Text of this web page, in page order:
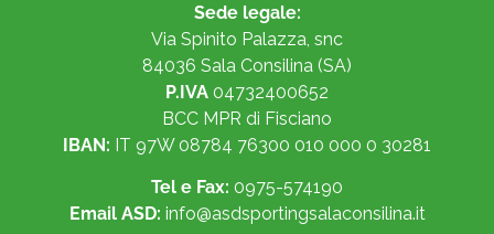
Sede legale:
Via Spinito Palazza, snc
84036 Sala Consilina (SA)
P.IVA 04732400652
BCC MPR di Fisciano
IBAN: IT 97W 08784 76300 010 000 0 30281
Tel e Fax: 0975-574190
Email ASD: info@asdsportingsalaconsilina.it